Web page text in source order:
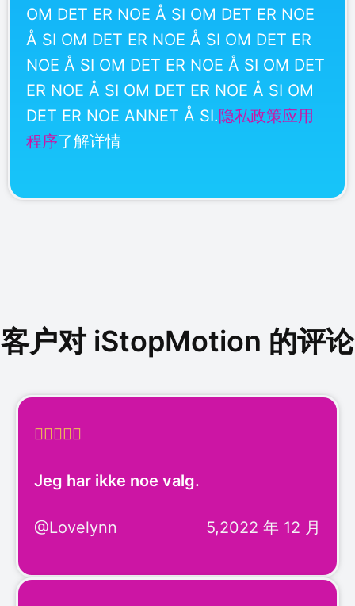
OM DET ER NOE Å SI OM DET ER NOE
Å SI OM DET ER NOE Å SI OM DET ER
NOE Å SI OM DET ER NOE Å SI OM DET
ER NOE Å SI OM DET ER NOE Å SI OM
DET ER NOE ANNET Å SI.隐私政策应用
程序了解详情
客户对 iStopMotion 的评论

Jeg har ikke noe valg.
@Lovelynn 5,2022 年 12 月